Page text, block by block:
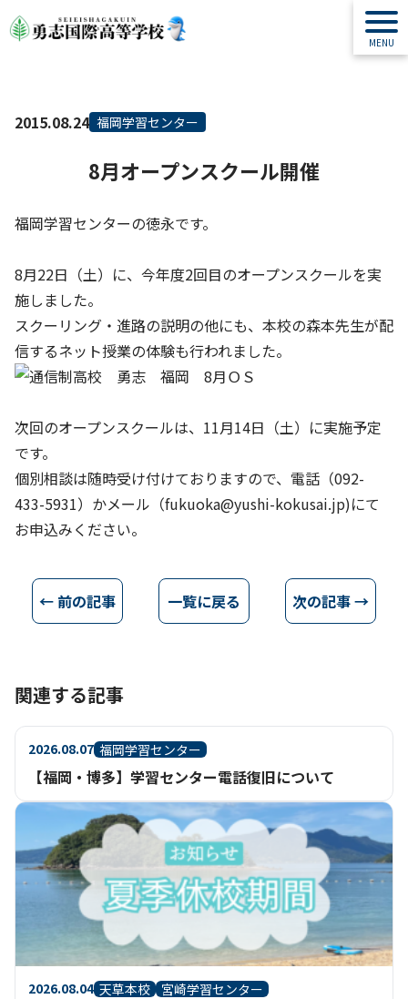
2015.08.24 福岡学習センター
8月オープンスクール開催
福岡学習センターの徳永です。
8月22日（土）に、今年度2回目のオープンスクールを実
施しました。
スクーリング・進路の説明の他にも、本校の森本先生が配
信するネット授業の体験も行われました。
次回のオープンスクールは、11月14日（土）に実施予定
です。
個別相談は随時受け付けておりますので、電話（092-
433-5931）かメール（fukuoka@yushi-kokusai.jp)にて
お申込みください。
← 前の記事 一覧に戻る 次の記事 →
関連する記事
2026.08.07 福岡学習センター
【福岡・博多】学習センター電話復旧について
2026.08.04 天草本校 宮崎学習センター